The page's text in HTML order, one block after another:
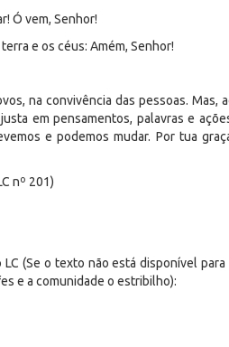
Ó vem, Senhor!
e os céus: Amém, Senhor!
na convivência das pessoas. Mas,
em pensamentos, palavras e
e podemos mudar. Por tua
nº 201)
(Se o texto não está disponível para
e a comunidade o estribilho):